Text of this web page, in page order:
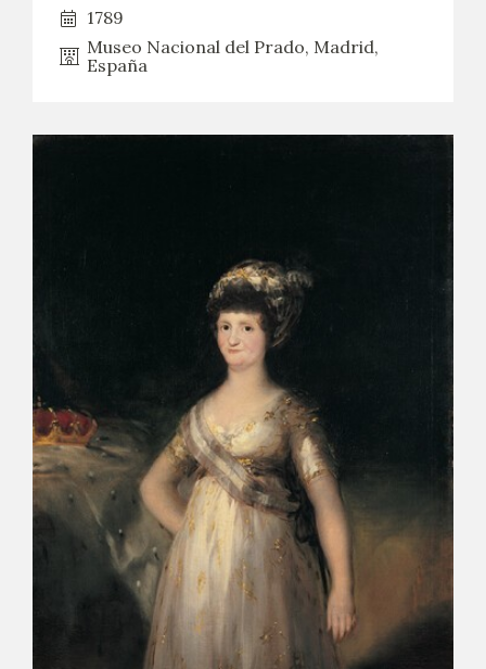
1789
Museo Nacional del Prado, Madrid,
España